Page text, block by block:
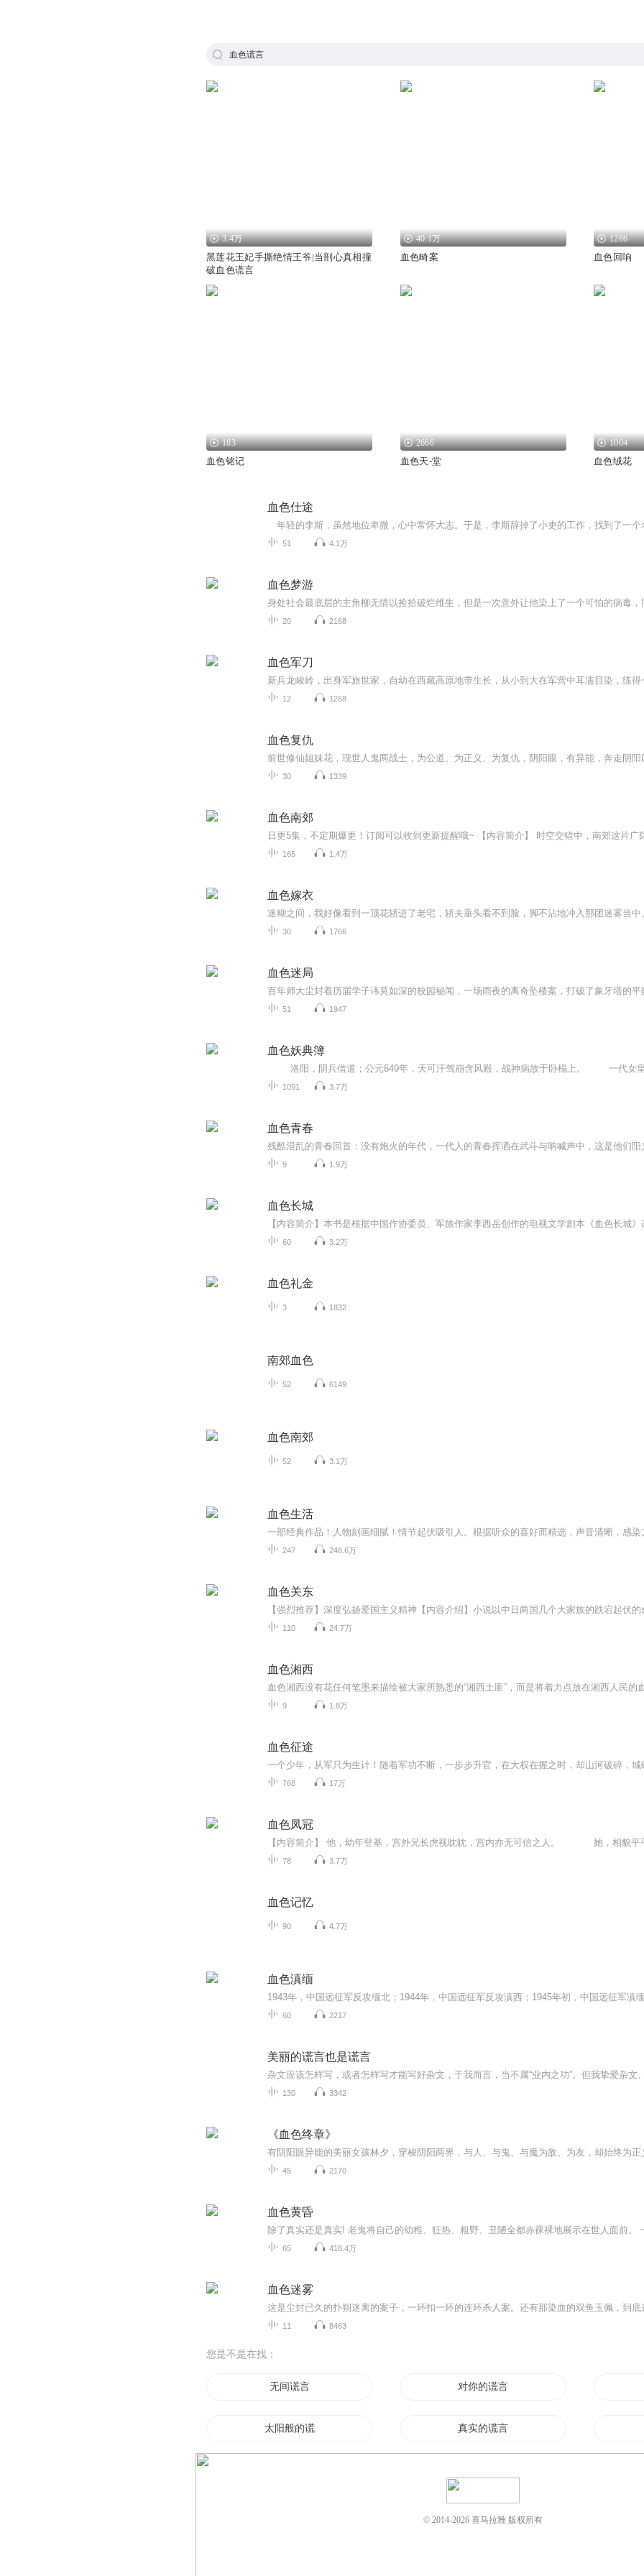
血色谎言
3.4万
黑莲花王妃手撕绝情王爷|当剖心真相撞
破血色谎言
40.1万
血色畸案
1286
血色回响
183
血色铭记
2666
血色天-堂
1004
血色绒花
血色仕途
51 4.1万
血色梦游
20 2168
血色军刀
12 1268
血色复仇
30 1339
血色南郊
165 1.4万
血色嫁衣
30 1766
血色迷局
51 1947
血色妖典簿
1091 3.7万
血色青春
9 1.9万
血色长城
60 3.2万
血色礼金
3 1832
南郊血色
52 6149
血色南郊
52 3.1万
血色生活
247 248.6万
血色关东
110 24.7万
血色湘西
9 1.8万
血色征途
768 17万
血色凤冠
78 3.7万
血色记忆
90 4.7万
血色滇缅
60 2217
美丽的谎言也是谎言
130 3342
《血色终章》
45 2170
血色黄昏
65 418.4万
血色迷雾
11 8463
您是不是在找：
无间谎言 对你的谎言
太阳般的谎言 真实的谎言
© 2014-2026 喜马拉雅 版权所有